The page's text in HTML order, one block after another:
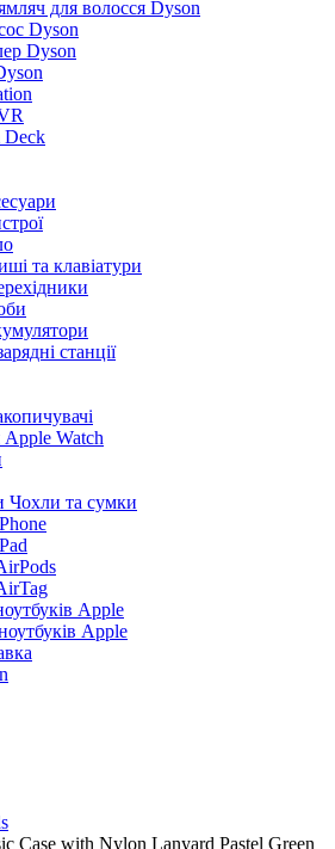
для волосся Dyson
Dyson
Dyson
Deck
та клавіатури
станції
Apple Watch
Чохли та сумки
Apple
Apple
Case with Nylon Lanyard Pastel Green